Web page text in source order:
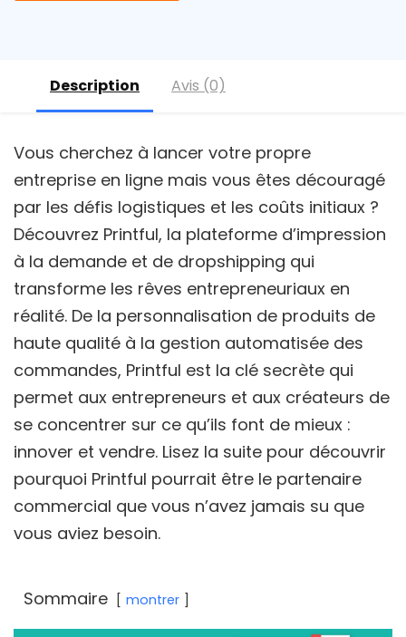
Description Avis (0)
Vous cherchez à lancer votre propre
entreprise en ligne mais vous êtes découragé
par les défis logistiques et les coûts initiaux ?
Découvrez Printful, la plateforme d’impression
à la demande et de dropshipping qui
transforme les rêves entrepreneuriaux en
réalité. De la personnalisation de produits de
haute qualité à la gestion automatisée des
commandes, Printful est la clé secrète qui
permet aux entrepreneurs et aux créateurs de
se concentrer sur ce qu’ils font de mieux :
innover et vendre. Lisez la suite pour découvrir
pourquoi Printful pourrait être le partenaire
commercial que vous n’avez jamais su que
vous aviez besoin.
Sommaire montrer